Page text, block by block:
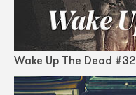
Wake Up The Dead #32